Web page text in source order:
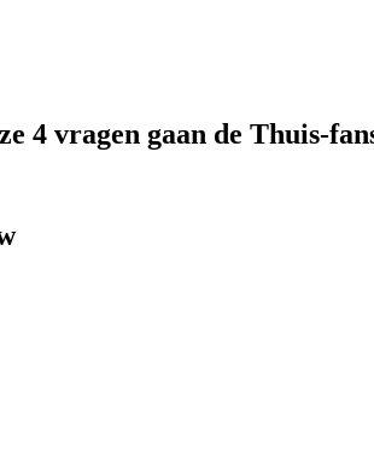
4 vragen gaan de Thuis-